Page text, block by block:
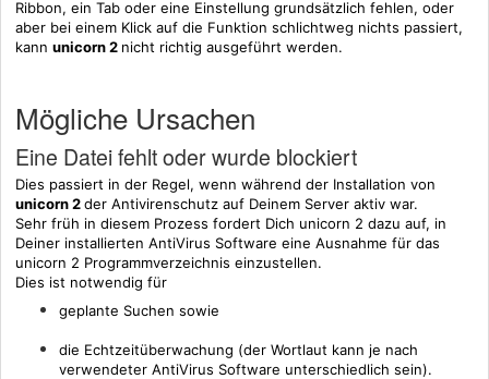
Ribbon, ein Tab oder eine Einstellung grundsätzlich fehlen, oder
aber bei einem Klick auf die Funktion schlichtweg nichts passiert,
kann unicorn 2 nicht richtig ausgeführt werden.
Mögliche Ursachen
Eine Datei fehlt oder wurde blockiert
Dies passiert in der Regel, wenn während der Installation von
unicorn 2der Antivirenschutz auf Deinem Server aktiv war.
Sehr früh in diesem Prozess fordert Dich unicorn 2 dazu auf, in
Deiner installierten AntiVirus Software eine Ausnahme für das
unicorn 2 Programmverzeichnis einzustellen.
Dies ist notwendig für
geplante Suchen sowie
die Echtzeitüberwachung (der Wortlaut kann je nach
verwendeter AntiVirus Software unterschiedlich sein).